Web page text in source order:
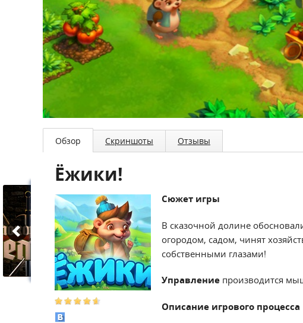
Обзор Скриншоты Отзывы
Ёжики!
Сюжет игры
В сказочной долине
огородом, садом, чинят
собственными глазами!
Управление производится
Описание игрового процесса